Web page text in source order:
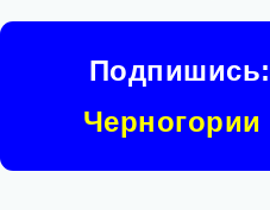
Подпишись:
Черногории